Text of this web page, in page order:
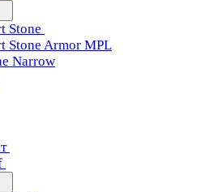
Stone
Stone Armor MPL
Narrow